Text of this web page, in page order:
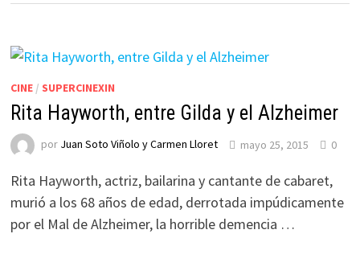
CINE/ SUPERCINEXIN
Rita Hayworth, entre Gilda y el Alzheimer
por Juan Soto Viñolo y Carmen Lloret mayo 25, 2015 0
Rita Hayworth, actriz, bailarina y cantante de cabaret,
murió a los 68 años de edad, derrotada impúdicamente
por el Mal de Alzheimer, la horrible demencia …